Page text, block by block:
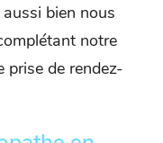
bien nous
notre
prise de rendez-